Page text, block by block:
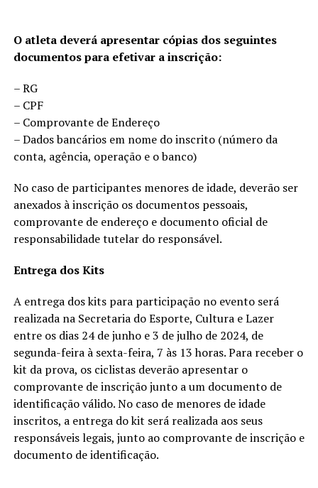
O atleta deverá apresentar cópias dos seguintes
documentos para efetivar a inscrição:
– RG
– CPF
– Comprovante de Endereço
– Dados bancários em nome do inscrito (número da
conta, agência, operação e o banco)
No caso de participantes menores de idade, deverão ser
anexados à inscrição os documentos pessoais,
comprovante de endereço e documento oficial de
responsabilidade tutelar do responsável.
Entrega dos Kits
A entrega dos kits para participação no evento será
realizada na Secretaria do Esporte, Cultura e Lazer
entre os dias 24 de junho e 3 de julho de 2024, de
segunda-feira à sexta-feira, 7 às 13 horas. Para receber o
kit da prova, os ciclistas deverão apresentar o
comprovante de inscrição junto a um documento de
identificação válido. No caso de menores de idade
inscritos, a entrega do kit será realizada aos seus
responsáveis legais, junto ao comprovante de inscrição e
documento de identificação.